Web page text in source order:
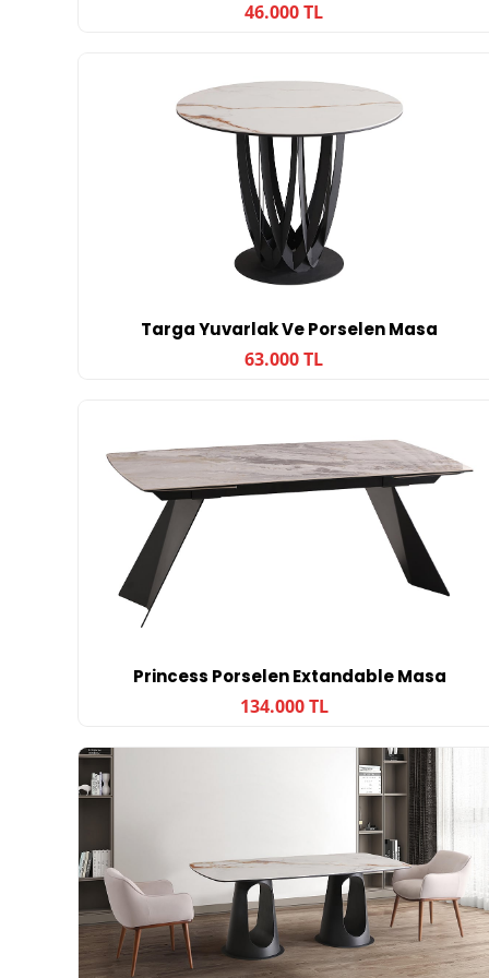
46.000 TL
Targa Yuvarlak Ve Porselen Masa
63.000 TL
Princess Porselen Extandable Masa
134.000 TL